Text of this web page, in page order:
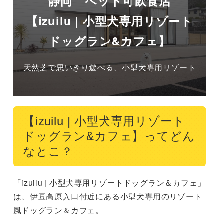
【izuilu | 小型犬専用リゾート
ドッグラン&カフェ】
天然芝で思いきり遊べる、小型犬専用リゾート
【izuilu | 小型犬専用リゾート
ドッグラン&カフェ】ってどん
なとこ？
「izuilu | 小型犬専用リゾートドッグラン＆カフェ」
は、伊豆高原入口付近にある小型犬専用のリゾート
風ドッグラン＆カフェ。